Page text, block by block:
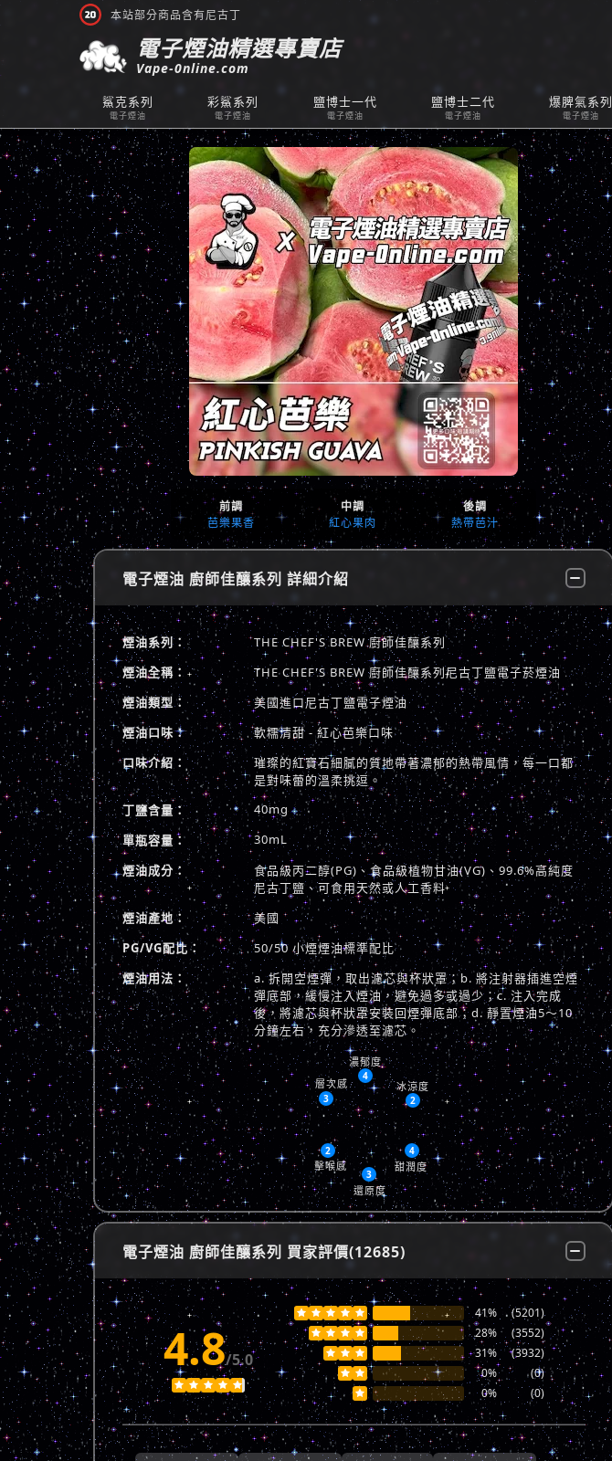
本站部分商品含有尼古丁
電子煙油精選專賣店
Vape-0nline.com
鯊克系列
電子煙油
彩鯊系列
電子煙油
鹽博士一代
電子煙油
鹽博士二代
電子煙油
爆脾氣系列
電子煙油
前調 中調
後調
芭樂果香
紅心果肉 熱帶芭汁
電子煙油 廚師佳釀系列 詳細介紹
煙油系列：
THE CHEF'S BREW 廚師佳釀系列
煙油全稱：
THE CHEF'S BREW 廚師佳釀系列尼古丁鹽電子菸煙油
煙油類型：
美國進口尼古丁鹽電子煙油
煙油口味：
軟糯清甜 - 紅心芭樂口味
口味介紹：
璀璨的紅寶石細膩的質地帶著濃郁的熱帶風情，每一口都
是對味蕾的溫柔挑逗。
丁鹽含量：
40mg
單瓶容量：
30mL
煙油成分：
食品級丙二醇(PG)、食品級植物甘油(VG)、99.6%高純度
尼古丁鹽、可食用天然或人工香料
煙油產地：
美國
PG/VG配比：
50/50 小煙煙油標準配比
煙油用法：
a. 拆開空煙彈，取出濾芯與杯狀罩；b. 將注射器插進空煙
彈底部，緩慢注入煙油，避免過多或過少；c. 注入完成
後，將濾芯與杯狀罩安裝回煙彈底部；d. 靜置煙油5～10
分鐘左右，充分滲透至濾芯。
4
2
4
3
2
3
濃郁度
冰涼度
甜潤度
還原度
擊喉感
層次感
電子煙油 廚師佳釀系列 買家評價(12685)
4.8/5.0
    
     41% (5201)
    28% (3552)
   31% (3932)
  0% (0)
 0% (0)